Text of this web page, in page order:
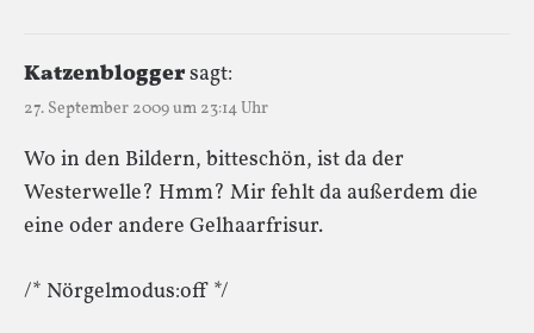
Katzenbloggersagt:
27. September 2009 um 23:14 Uhr
Wo in den Bildern, bitteschön, ist da der
Westerwelle? Hmm? Mir fehlt da außerdem die
eine oder andere Gelhaarfrisur.
/* Nörgelmodus:off */